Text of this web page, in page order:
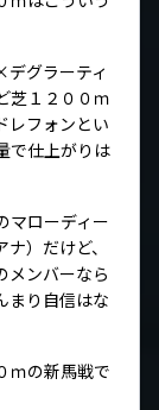
グラーティ
芝１２００ｍ
レフォンとい
で仕上がりは
マローディー
）だけど、
メンバーなら
まり自信はな
ｍの新馬戦で